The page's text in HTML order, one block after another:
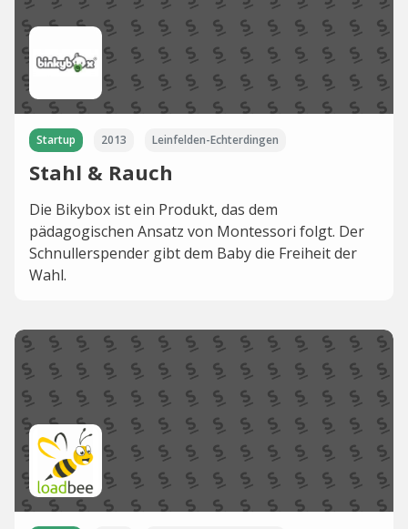
Startup 2013 Leinfelden-Echterdingen
Stahl & Rauch
Die Bikybox ist ein Produkt, das dem
pädagogischen Ansatz von Montessori folgt. Der
Schnullerspender gibt dem Baby die Freiheit der
Wahl.